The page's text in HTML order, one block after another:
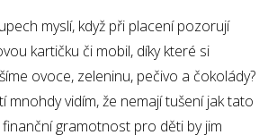
myslí, když při placení pozorují
kartičku či mobil, díky které si
ovoce, zeleninu, pečivo a čokolády?
mnohdy vidím, že nemají tušení jak tato
gramotnost pro děti by jim